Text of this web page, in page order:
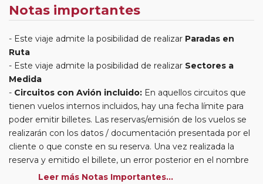
Notas importantes
Este viaje admite la posibilidad de realizar Paradas en
Ruta
Este viaje admite la posibilidad de realizar Sectores a
Medida
Circuitos con Avión incluido: En aquellos circuitos que
tienen vuelos internos incluidos, hay una fecha límite para
poder emitir billetes. Las reservas/emisión de los vuelos se
realizarán con los datos / documentación presentada por el
cliente o que conste en su reserva. Una vez realizada la
reserva y emitido el billete, un error posterior en el nombre
o un nombre incompleto, puede provocar la invalidez del
Leer más Notas Importantes...